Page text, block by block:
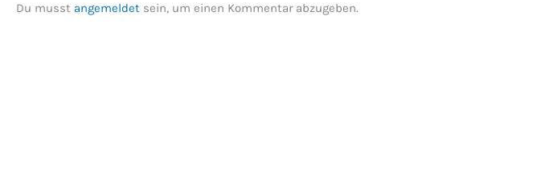
Du musst angemeldet sein, um einen Kommentar abzugeben.